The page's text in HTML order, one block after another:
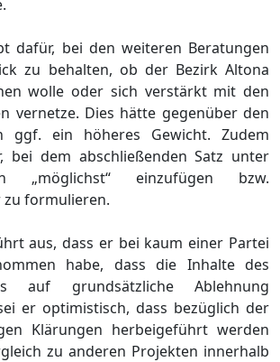
dafür, bei den weiteren Beratungen
zu behalten, ob der BezirkAltona
wolle oder sich verstärkt mit den
vernetze. Dies hätte gegenüber den
ggf. ein höheres Gewicht. Zudem
, bei dem abschließenden Satz unter
„möglichst“ einzufügen bzw.
zu formulieren.
hrt aus, dass er bei kaum einer Partei
habe, dass die Inhalte des
auf grundsätzliche Ablehnung
er optimistisch, dass bezüglich der
Klärungen herbeigeführt werden
zu anderen Projekten innerhalb